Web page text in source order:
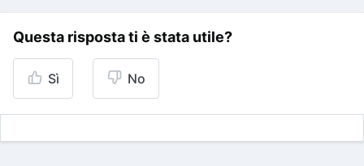
Questa risposta ti è stata utile?
Sì No